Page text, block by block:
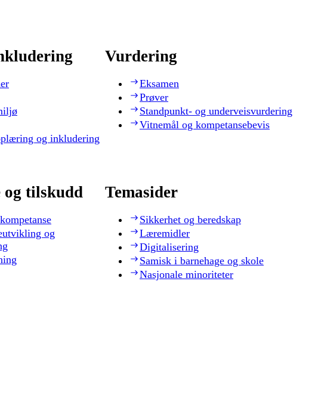
og inkludering
Vurdering
Eksamen
Prøver
Standpunkt- og underveisvurdering
Vitnemål og kompetansebevis
og tilskudd
og
Temasider
Sikkerhet og beredskap
Læremidler
Digitalisering
Samisk i barnehage og skole
Nasjonale minoriteter